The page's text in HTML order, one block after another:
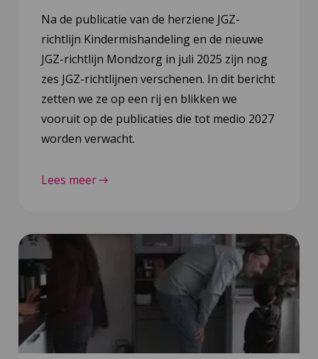
Na de publicatie van de herziene JGZ-
richtlijn Kindermishandeling en de nieuwe
JGZ-richtlijn Mondzorg in juli 2025 zijn nog
zes JGZ-richtlijnen verschenen. In dit bericht
zetten we ze op een rij en blikken we
vooruit op de publicaties die tot medio 2027
worden verwacht.
Lees meer